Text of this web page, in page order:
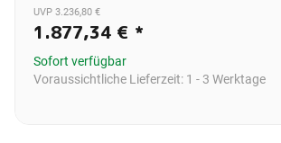
UVP 3.236,80 €
1.877,34 € *
Sofort verfügbar
Voraussichtliche Lieferzeit: 1 - 3 Werktage